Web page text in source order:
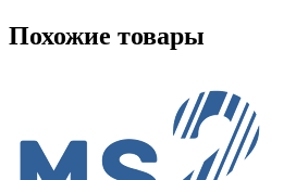
Похожие товары